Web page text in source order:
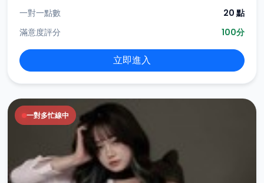
一對一點數
20 點
滿意度評分
100分
立即進入
一對多忙線中